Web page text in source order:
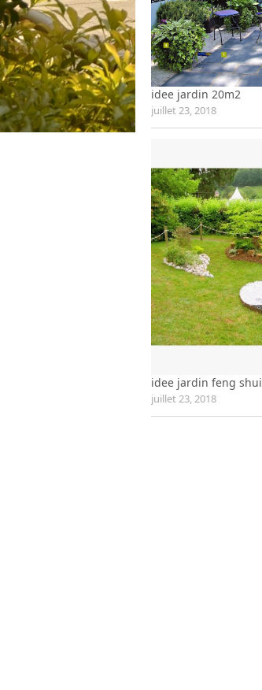
idee jardin 20m2
juillet 23, 2018
idee jardin feng shui
juillet 23, 2018